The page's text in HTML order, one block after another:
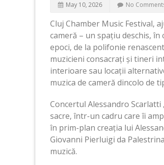
May 10, 2026 No
Cluj Chamber Music Festival,
cameră – un spațiu deschis,
epoci, de la polifonie
muzicieni consacrați și tineri
interioare sau locații
muzica de cameră dincolo de
Concertul Alessandro
sacre, într-un cadru care îi
în prim-plan creația lui
Giovanni Pierluigi da
muzică.